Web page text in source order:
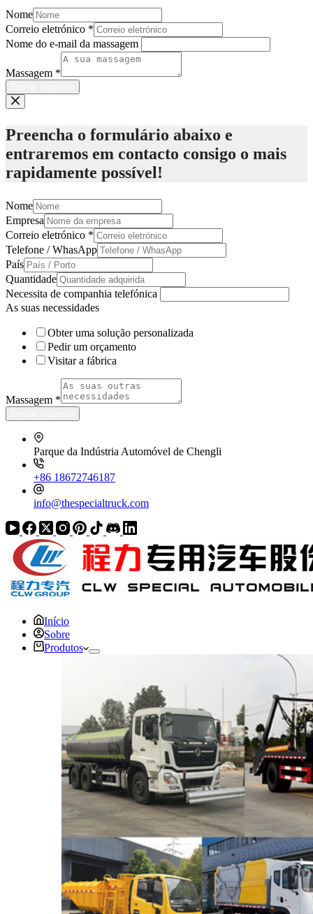
Nome
Correio eletrónico *
Nome do e-mail da massagem
Massagem *
Preencha o formulário abaixo e
entraremos em contacto consigo o mais
rapidamente possível!
Nome
Empresa
Correio eletrónico *
Telefone / WhasApp
País
Quantidade
Necessita de companhia telefónica
As suas necessidades
Obter uma solução personalizada
Pedir um orçamento
Visitar a fábrica
Massagem *
Parque da Indústria Automóvel de Chengli
+86 18672746187
info@thespecialtruck.com
Início
Sobre
Produtos